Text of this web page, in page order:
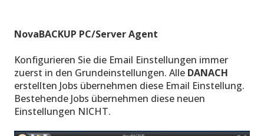
NovaBACKUP PC/Server Agent
Konfigurieren Sie die Email Einstellungen immer
zuerst in den Grundeinstellungen. Alle DANACH
erstellten Jobs übernehmen diese Email Einstellung.
Bestehende Jobs übernehmen diese neuen
Einstellungen NICHT.